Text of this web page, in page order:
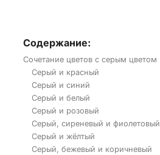
Содержание:
Сочетание цветов с серым цветом
Серый и красный
Серый и синий
Серый и белый
Серый и розовый
Серый, сиреневый и фиолетовый
Серый и жёлтый
Серый, бежевый и коричневый